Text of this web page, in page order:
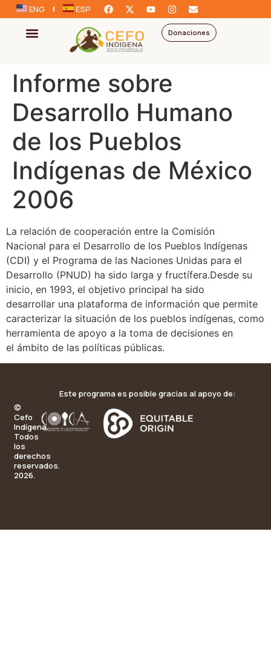
ENG ESP
Donaciones
Informe sobre
Desarrollo Humano
de los Pueblos
Indígenas de México
2006
La relación de cooperación entre la Comisión
Nacional para el Desarrollo de los Pueblos Indígenas
(CDI) y el Programa de las Naciones Unidas para el
Desarrollo (PNUD) ha sido larga y fructífera.Desde su
inicio, en 1993, el objetivo principal ha sido
desarrollar una plataforma de información que permite
caracterizar la situación de los pueblos indígenas, como
herramienta de apoyo a la toma de decisiones en
el ámbito de las políticas públicas.
©
Cefo
Indígena.
Todos
los
derechos
reservados.
2026.
Este programa es posible gracias al apoyo de: